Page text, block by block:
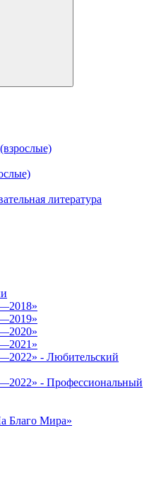
литература
- Любительский
- Профессиональный
Благо Мира»